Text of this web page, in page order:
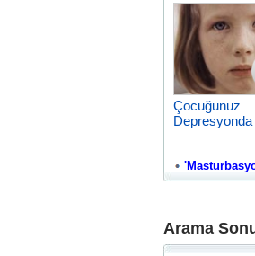
Çocuğunuz
Depresyonda
Arama